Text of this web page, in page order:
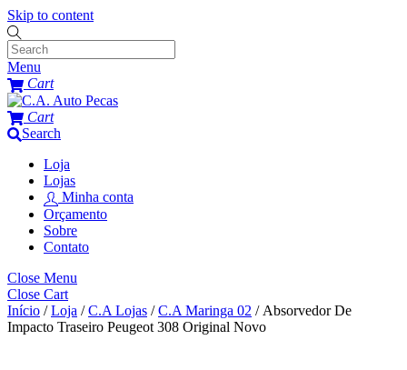
Skip to content
Menu
Cart
Cart
Search
Loja
Lojas
Minha conta
Orçamento
Sobre
Contato
Close Menu
Close Cart
Início /Loja /C.A Lojas /C.A Maringa 02 / Absorvedor De
Impacto Traseiro Peugeot 308 Original Novo